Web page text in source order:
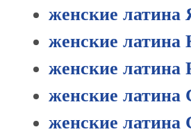
женские латина
женские латина
женские латина
женские латина
женские латина